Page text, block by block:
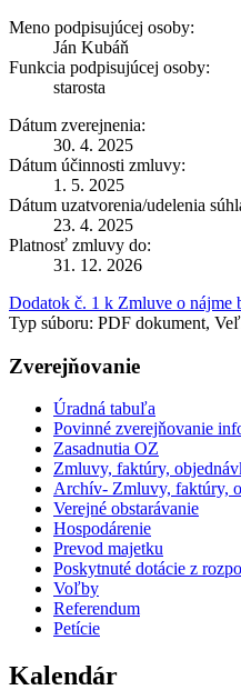
Meno podpisujúcej osoby:
Ján Kubáň
Funkcia podpisujúcej osoby:
starosta
Dátum zverejnenia:
30. 4. 2025
Dátum účinnosti zmluvy:
1. 5. 2025
Dátum uzatvorenia/udelenia
23. 4. 2025
Platnosť zmluvy do:
31. 12. 2026
Dodatok č. 1 k Zmluve o nájme
Typ súboru: PDF dokument,
Zverejňovanie
Úradná tabuľa
Povinné zverejňovanie
Zasadnutia OZ
Zmluvy, faktúry,
Archív- Zmluvy, faktúry,
Verejné obstarávanie
Hospodárenie
Prevod majetku
Poskytnuté dotácie z
Voľby
Referendum
Petície
Kalendár